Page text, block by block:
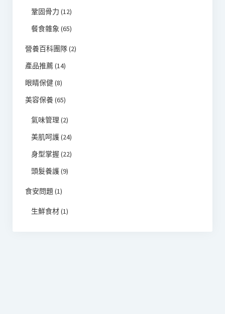
鞏固骨力 (12)
餐食雜象 (65)
營養百科團隊(2)
產品推薦(14)
眼睛保健(8)
美容保養(65)
氣味管理 (2)
美肌呵護(24)
身型掌握 (22)
頭髮養護(9)
食安問題(1)
生鮮食材(1)